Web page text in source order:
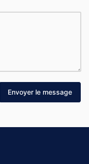
Envoyer le message